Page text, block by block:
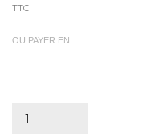
TTC
OU PAYER EN